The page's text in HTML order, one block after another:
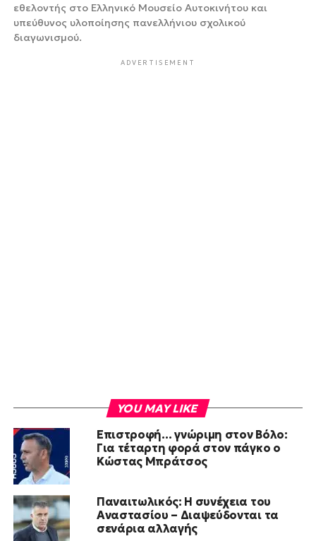
εθελοντής στο Ελληνικό Μουσείο Αυτοκινήτου και
υπεύθυνος υλοποίησης πανελλήνιου σχολικού
διαγωνισμού.
ADVERTISEMENT
YOU MAY LIKE
Επιστροφή… γνώριμη στον Βόλο:
Για τέταρτη φορά στον πάγκο ο
Κώστας Μπράτσος
Παναιτωλικός: Η συνέχεια του
Αναστασίου – Διαψεύδονται τα
σενάρια αλλαγής